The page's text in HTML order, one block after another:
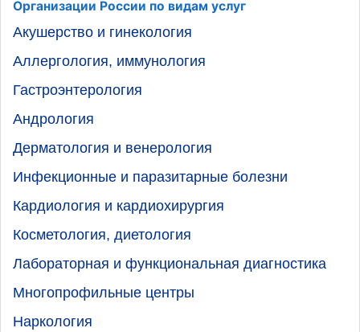
Организации России по видам услуг
Акушерство и гинекология
Аллергология, иммунология
Гастроэнтерология
Андрология
Дерматология и венерология
Инфекционные и паразитарные болезни
Кардиология и кардиохирургия
Косметология, диетология
Лабораторная и функциональная диагностика
Многопрофильные центры
Наркология